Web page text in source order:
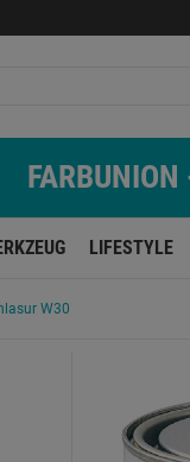
LIFESTYLE
W30